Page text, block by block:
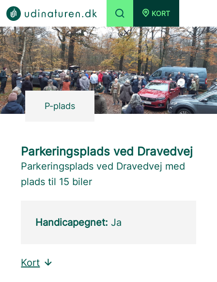
KORT
P-plads
Parkeringsplads ved Dravedvej
Parkeringsplads ved Dravedvej med
plads til 15 biler
Handicapegnet: Ja
Kort